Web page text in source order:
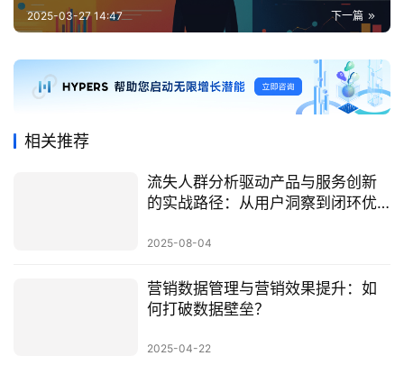
下一篇
2025-03-27 14:47
相关推荐
流失人群分析驱动产品与服务创新
的实战路径：从用户洞察到闭环优
2025-08-04
营销数据管理与营销效果提升：如
何打破数据壁垒？
2025-04-22